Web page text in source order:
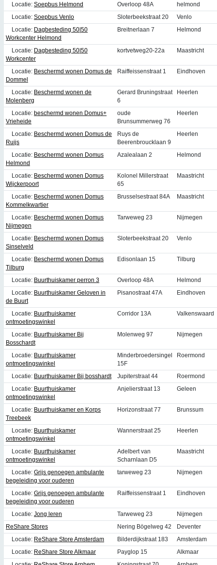
Locatie: Soepbus Helmond Overloop 48A
helmond
Locatie: Soepbus Venlo Sloterbeekstraat 20
Venlo
Locatie: Dagbesteding 50|50
Workcenter Helmond
Breitnerlaan 7 Helmond
Locatie: Dagbesteding 50|50
Workcenter
kortvetweg20-22a Maastricht
Locatie: Beschermd wonen Domus de
Dommel
Raiffeissenstraat 1 Eindhoven
Locatie: Beschermd wonen de
Molenberg
Gerard Bruningstraat
6
Heerlen
Locatie: beschermd wonen Domus+
Vrieheide
oude
Brunsummerweg 76
Heerlen
Locatie: Beschermd wonen Domus de
Ruijs
Ruys de
Beerenbroucklaan 9
Heerlen
Locatie: Beschermd wonen Domus
Helmond
Azalealaan 2 Helmond
Locatie: Beschermd wonen Domus
Wijckerpoort
Kolonel Millerstraat
65
Maastricht
Locatie: Beschermd wonen Domus
Kommelkwartier
Brusselsestraat 84A Maastricht
Locatie: Beschermd wonen Domus
Nijmegen
Tarweweg 23 Nijmegen
Locatie: Beschermd wonen Domus
Sinselveld
Sloterbeekstraat 20 Venlo
Locatie: Beschermd wonen Domus
Tilburg
Edisonlaan 15 Tilburg
Locatie: Buurthuiskamer perron 3 Overloop 48A
Helmond
Locatie: Buurthuiskamer Geloven in
de Buurt
Pisanostraat 47A Eindhoven
Locatie: Buurthuiskamer
ontmoetingswinkel
Corridor 13A Valkenswaard
Locatie: Buurthuiskamer Bij
Bosschardt
Molenweg 97 Nijmegen
Locatie: Buurthuiskamer
ontmoetingswinkel
Minderbroedersingel
15F
Roermond
Locatie: Buurthuiskamer Bij bosshardt Jupiterstraat 44
Roermond
Locatie: Buurthuiskamer
ontmoetingswinkel
Anjelierstraat 13 Geleen
Locatie: Buurthuiskamer en Korps
Treebeek
Horizonstraat 77 Brunssum
Locatie: Buurthuiskamer
ontmoetingswinkel
Wannerstraat 25 Heerlen
Locatie: Buurthuiskamer
ontmoetingswinkel
Adelbert van
Scharnlaan D5
Maastricht
Locatie: Grijs genoegen ambulante
begeleiding voor ouderen
tarweweg 23 Nijmegen
Locatie: Grijs genoegen ambulante
begeleiding voor ouderen
Raiffeissenstraat 1 Eindhoven
Locatie: Jong leren Tarweweg 23
Nijmegen
ReShare Stores
Nering Bögelweg 42
Deventer
Locatie: ReShare Store Amsterdam Bilderdijkstraat 183
Amsterdam
Locatie: ReShare Store Alkmaar Payglop 15
Alkmaar